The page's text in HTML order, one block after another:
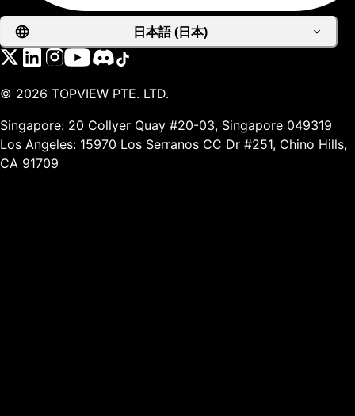
日本語 (日本)
© 2026 TOPVIEW PTE. LTD.
Singapore: 20 Collyer Quay #20-03, Singapore 049319
Los Angeles: 15970 Los Serranos CC Dr #251, Chino Hills,
CA 91709